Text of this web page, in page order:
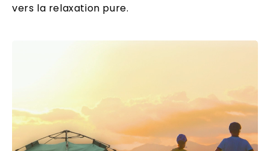
vers la relaxation pure.